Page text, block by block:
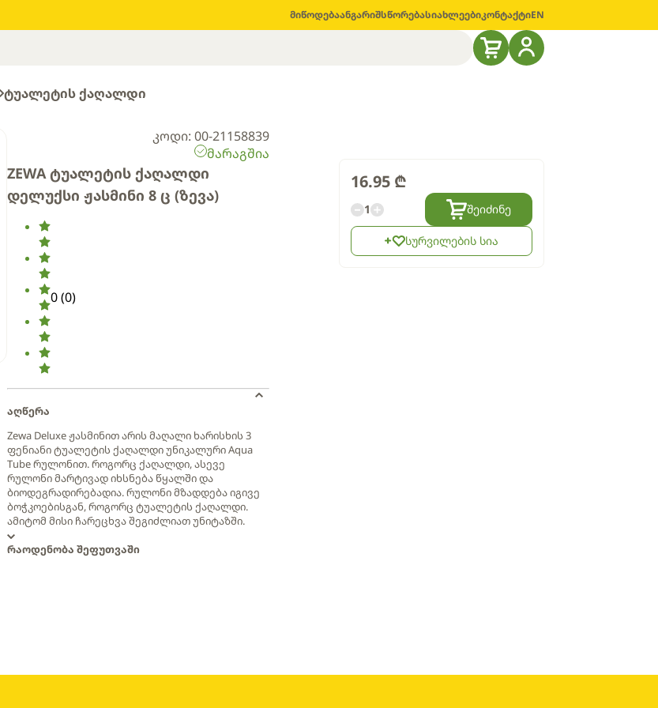
მიწოდებაანგარიშსწორებასიახლეებიკონტაქტიEN
ტუალეტის ქაღალდი
კოდი: 00-21158839
მარაგშია
ZEWA ტუალეტის ქაღალდი
დელუქსი ჟასმინი 8 ც (ზევა)
0(0)
აღწერა
Zewa Deluxe ჟასმინით არის მაღალი ხარისხის 3
ფენიანი ტუალეტის ქაღალდი უნიკალური Aqua
Tube რულონით. როგორც ქაღალდი, ასევე
რულონი მარტივად იხსნება წყალში და
ბიოდეგრადირებადია. რულონი მზადდება იგივე
ბოჭკოებისგან, როგორც ტუალეტის ქაღალდი.
ამიტომ მისი ჩარეცხვა შეგიძლიათ უნიტაზში.
რაოდენობა შეფუთვაში
16.95₾
1 შეიძინე
სურვილების სია